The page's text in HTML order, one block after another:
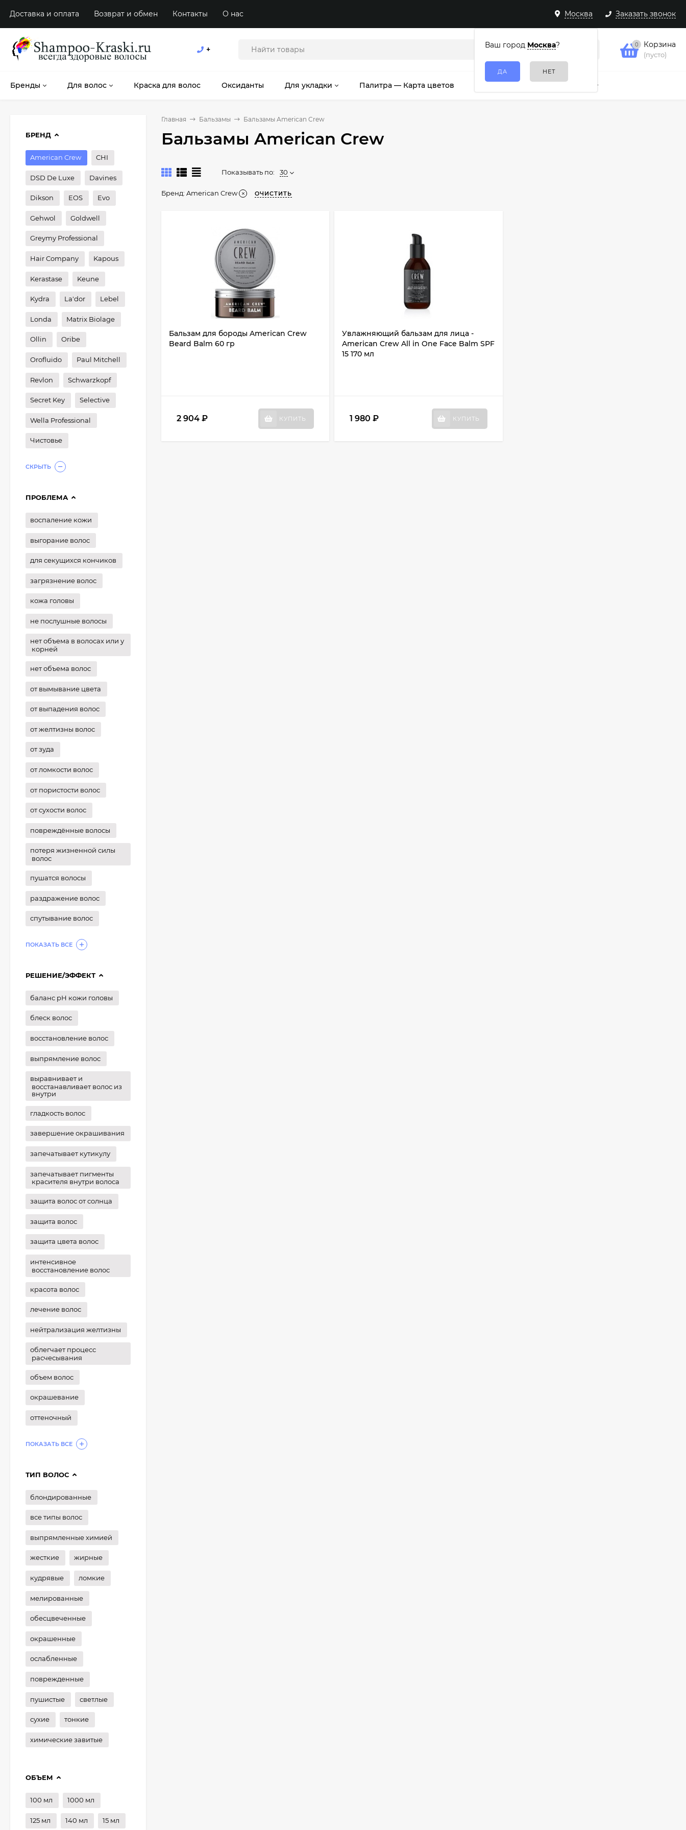
Москва
Ваш город Москва?
Заказать звонок
Доставка и оплата Возврат и обмен Контакты О нас
+
0 Корзина
(пусто)
Бренды Для волос Краска для волос Оксиданты Для укладки Палитра — Карта цветов
Главная Бальзамы Бальзамы American Crew
Бальзамы American Crew
Показывать по: 30
Бренд: American Crew ОЧИСТИТЬ
Бальзам для бороды American Crew
Beard Balm 60 гр
2 904 ₽ КУПИТЬ
Увлажняющий бальзам для лица -
American Crew All in One Face Balm SPF
15 170 мл
1 980₽ КУПИТЬ
БРЕНД
American Crew CHI
DSD De Luxe Davines
Dikson EOS Evo
Gehwol Goldwell
Greymy Professional
Hair Company Kapous
Kerastase Keune
Kydra La'dor Lebel
Londa Matrix Biolage
Ollin Oribe
Orofluido Paul Mitchell
Revlon Schwarzkopf
Secret Key Selective
Wella Professional
Чистовье
СКРЫТЬ
ПРОБЛЕМА
воспаление кожи
выгорание волос
для секущихся кончиков
загрязнение волос
кожа головы
не послушные волосы
нет объема в волосах или у
корней
нет объема волос
от вымывание цвета
от выпадения волос
от желтизны волос
от зуда
от ломкости волос
от пористости волос
от сухости волос
повреждённые волосы
потеря жизненной силы
волос
пушатся волосы
раздражение волос
спутывание волос
ПОКАЗАТЬ ВСЕ
РЕШЕНИЕ/ЭФФЕКТ
баланс рН кожи головы
блеск волос
восстановление волос
выпрямление волос
выравнивает и
восстанавливает волос из
внутри
гладкость волос
завершение окрашивания
запечатывает кутикулу
запечатывает пигменты
красителя внутри волоса
защита волос от солнца
защита волос
защита цвета волос
интенсивное
восстановление волос
красота волос
лечение волос
нейтрализация желтизны
облегчает процесс
расчесывания
объем волос
окрашевание
оттеночный
ПОКАЗАТЬ ВСЕ
ТИП ВОЛОС
блондированные
все типы волос
выпрямленные химией
жесткие жирные
кудрявые ломкие
мелированные
обесцвеченные
окрашенные
ослабленные
поврежденные
пушистые светлые
сухие тонкие
химические завитые
ОБЪЕМ
100 мл 1000 мл
125 мл 140 мл 15 мл